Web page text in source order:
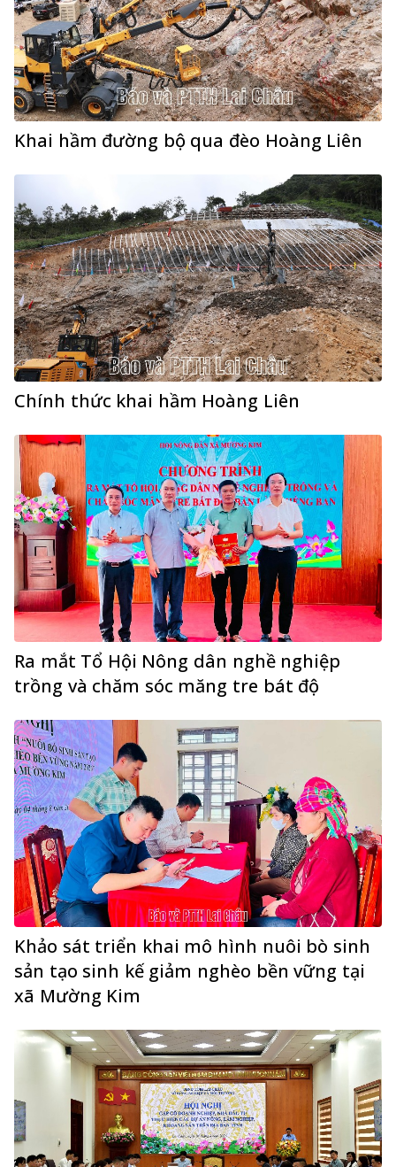
Khai hầm đường bộ qua đèo Hoàng Liên
Chính thức khai hầm Hoàng Liên
Ra mắt Tổ Hội Nông dân nghề nghiệp
trồng và chăm sóc măng tre bát độ
Khảo sát triển khai mô hình nuôi bò sinh
sản tạo sinh kế giảm nghèo bền vững tại
xã Mường Kim